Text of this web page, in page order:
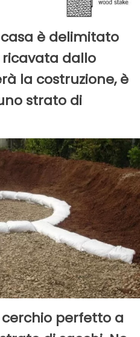
è delimitato
dallo
la costruzione, è
strato di
perfetto a